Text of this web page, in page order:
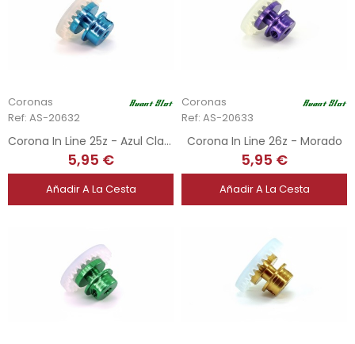
Coronas
Ref: AS-20632
Corona In Line 25z - Azul Claro
5,95 €
Añadir A La Cesta
Coronas
Ref: AS-20633
Corona In Line 26z - Morado
5,95 €
Añadir A La Cesta